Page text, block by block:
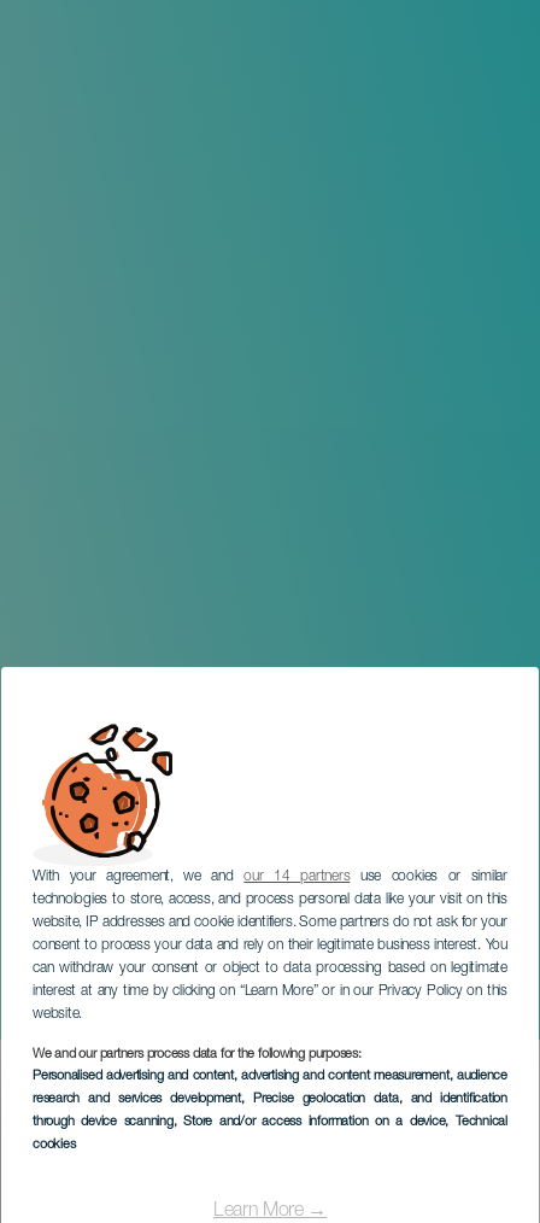
With your agreement, we andour 14 partnersuse cookies or similar
technologies to store, access, and process personal data like your visit on this
website, IP addresses and cookie identifiers. Some partners do not ask for your
consent to process your data and rely on their legitimate business interest. You
can withdraw your consent or object to data processing based on legitimate
interest at any time by clicking on “Learn More” or in our Privacy Policy on this
website.
We and our partners process data for the following purposes:
Personalised advertising and content, advertising and content measurement, audience
research and services development, Precise geolocation data, and identification
through device scanning, Store and/or access information on a device, Technical
cookies
Learn More →
War baby: Tenerife Noir
TENERIFE
Imagen
Listado